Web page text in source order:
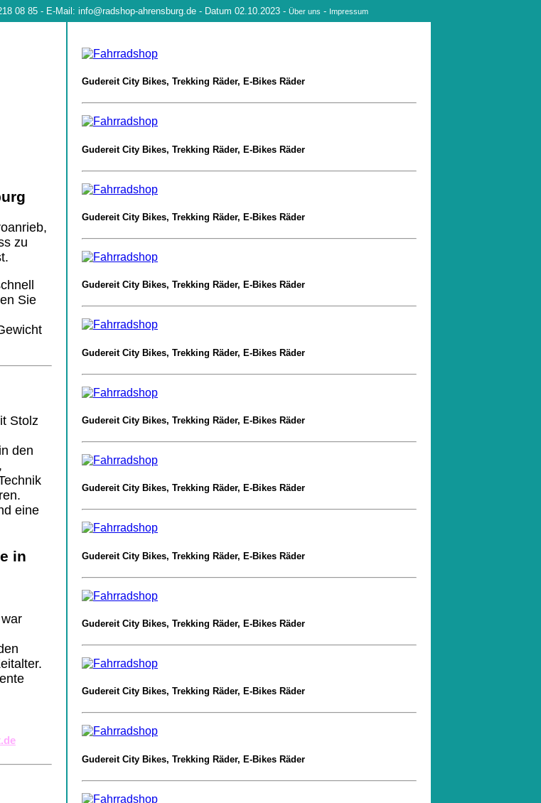
08 85 - E-Mail: info@radshop-ahrensburg.de - Datum 02.10.2023 - Über uns - Impressum
zu
Sie
Stolz
den
eine
in
Gudereit City Bikes, Trekking Räder, E-Bikes Räder
Gudereit City Bikes, Trekking Räder, E-Bikes Räder
Gudereit City Bikes, Trekking Räder, E-Bikes Räder
Gudereit City Bikes, Trekking Räder, E-Bikes Räder
Gudereit City Bikes, Trekking Räder, E-Bikes Räder
Gudereit City Bikes, Trekking Räder, E-Bikes Räder
Gudereit City Bikes, Trekking Räder, E-Bikes Räder
Gudereit City Bikes, Trekking Räder, E-Bikes Räder
Gudereit City Bikes, Trekking Räder, E-Bikes Räder
Gudereit City Bikes, Trekking Räder, E-Bikes Räder
Gudereit City Bikes, Trekking Räder, E-Bikes Räder